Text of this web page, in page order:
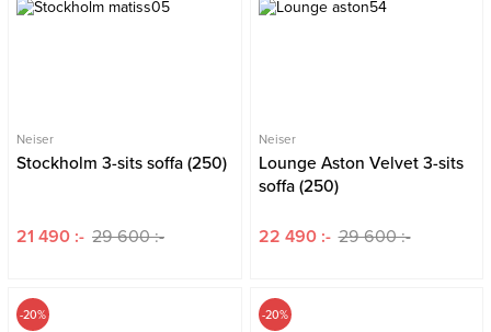
Neiser
Stockholm 3-sits soffa (250)
21 490 :- 29 600 :-
Neiser
Lounge Aston Velvet 3-sits
soffa (250)
22 490 :- 29 600 :-
-20% -20%